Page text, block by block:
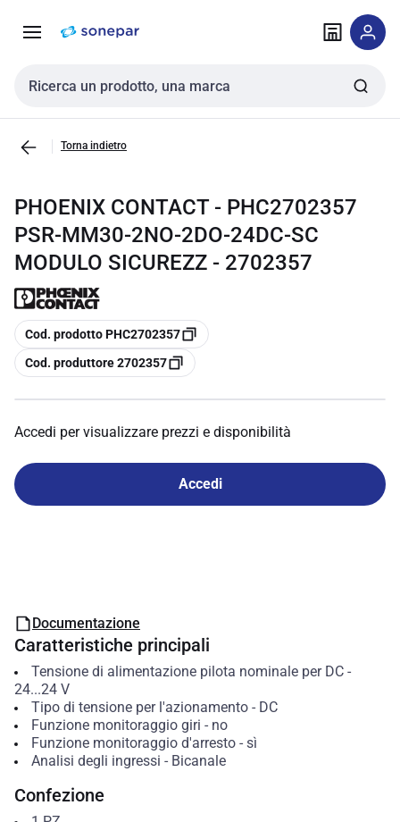
navigazione alla
Cerca input
Torna indietro
PHOENIX CONTACT - PHC2702357
PSR-MM30-2NO-2DO-24DC-SC
MODULO SICUREZZ - 2702357
copia
Cod. prodotto PHC2702357
copia
Cod. produttore 2702357
Accedi per visualizzare prezzi e disponibilità
Accedi
Documentazione
Caratteristiche principali
Tensione di alimentazione pilota nominale per DC-
24...24 V
Tipo di tensione per l'azionamento- DC
Funzione monitoraggio giri - no
Funzione monitoraggio d'arresto- sì
Analisi degli ingressi - Bicanale
Confezione